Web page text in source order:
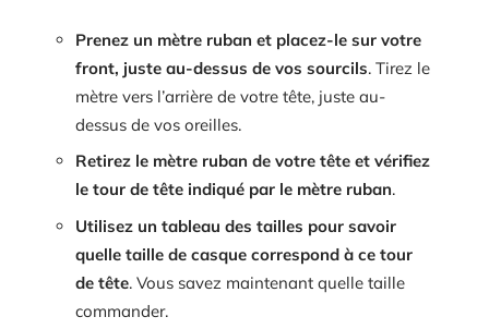
Prenez un mètre ruban et placez-le sur votre
front, juste au-dessus de vos sourcils. Tirez le
mètre vers l’arrière de votre tête, juste au-
dessus de vos oreilles.
Retirez le mètre ruban de votre tête et vérifiez
le tour de tête indiqué par le mètre ruban.
Utilisez un tableau des tailles pour savoir
quelle taille de casque correspond à ce tour
de tête. Vous savez maintenant quelle taille
commander.